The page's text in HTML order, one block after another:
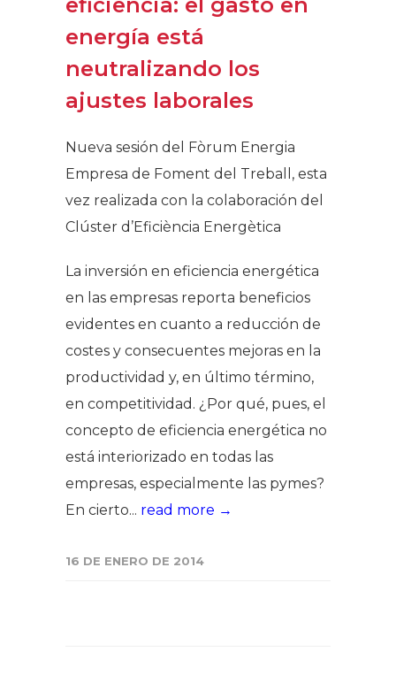
eficiencia: el gasto en
energía está
neutralizando los
ajustes laborales
Nueva sesión del Fòrum Energia
Empresa de Foment del Treball, esta
vez realizada con la colaboración del
Clúster d’Eficiència Energètica​
La inversión en eficiencia energética
en las empresas reporta beneficios
evidentes en cuanto a reducción de
costes y consecuentes mejoras en la
productividad y, en último término,
en competitividad. ¿Por qué, pues, el
concepto de eficiencia energética no
está interiorizado en todas las
empresas, especialmente las pymes?
En cierto... read more →
16 DE ENERO DE 2014